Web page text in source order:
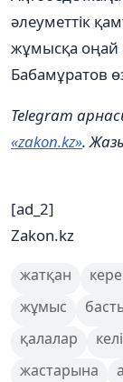
әлеуметтік
жұмысқа оңай
Бабамұратов
Telegram
«zakon.kz».
[ad_2]
Zakon.kz
жатқан
жұмыс
қалалар
жастарына